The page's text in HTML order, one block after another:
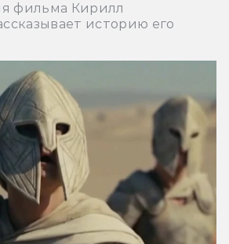
фильма Кирилл
историю его